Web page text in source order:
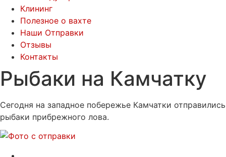
Клининг
Полезное о вахте
Наши Отправки
Отзывы
Контакты
Рыбаки на Камчатку
Сегодня на западное побережье Камчатки отправились
рыбаки прибрежного лова.